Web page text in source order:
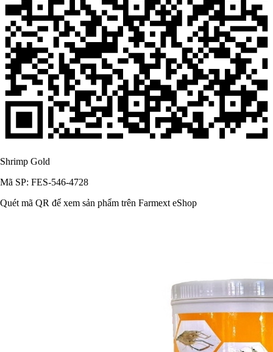
Shrimp Gold
Mã SP: FES-546-4728
Quét mã QR để xem sản phẩm trên Farmext eShop